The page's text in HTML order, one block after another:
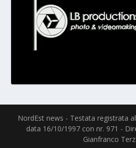
NordEst news - Testata registrata
data 16/10/1997 con nr. 971 -
Gianfranco